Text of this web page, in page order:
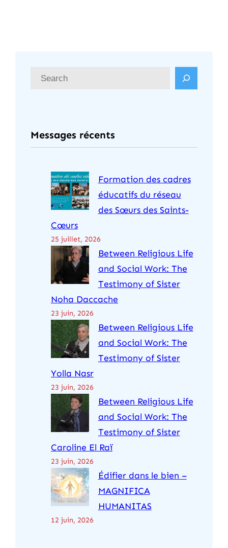
e
r
Messages récents
Formation des cadres
éducatifs du réseau
des Sœurs des Saints-
Cœurs
25 juillet, 2026
Between Religious Life
and Social Work: The
Testimony of Sister
Noha Daccache
23 juin, 2026
Between Religious Life
and Social Work: The
Testimony of Sister
Yolla Nasr
23 juin, 2026
Between Religious Life
and Social Work: The
Testimony of Sister
Caroline El Raï
23 juin, 2026
Édifier dans le bien –
MAGNIFICA
HUMANITAS
12 juin, 2026